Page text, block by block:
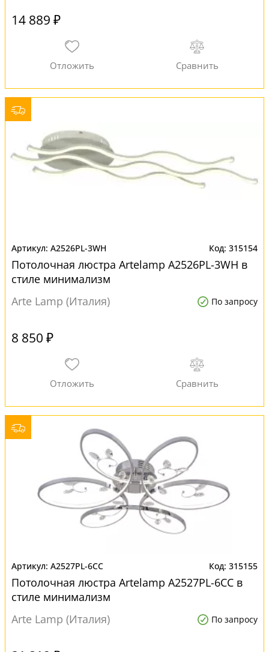
14 889 ₽
A2526PL-3WH 315154
Потолочная люстра Artelamp A2526PL-3WH в
стиле минимализм
Arte Lamp (Италия)
По запросу
8 850 ₽
A2527PL-6CC 315155
Потолочная люстра Artelamp A2527PL-6CC в
стиле минимализм
Arte Lamp (Италия)
По запросу